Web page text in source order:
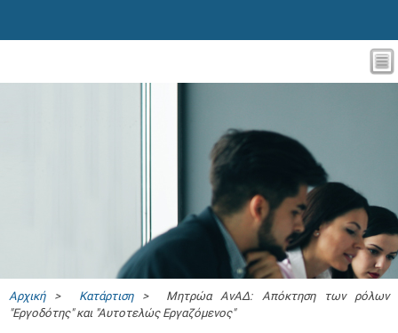
Αρχική> Κατάρτιση> Μητρώα ΑνΑΔ: Απόκτηση των ρόλων
"Εργοδότης" και "Αυτοτελώς Eργαζόμενος"